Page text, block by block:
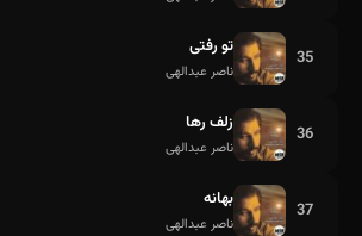
35 تو رفتی
ناصر عبدالهی
36 زلف رها
ناصر عبدالهی
37 بهانه
ناصر عبدالهی